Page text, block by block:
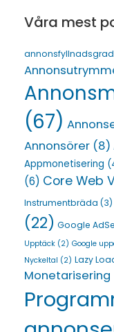
Våra mest
annonsfyllnadsgrad
(67)
Annonsörer (8)
Appmonetisering
(6) Core Web
Instrumentbräda (3)
(22) Google
Upptäck (2) Google
Nyckeltal (2) Lazy
Monetarisering